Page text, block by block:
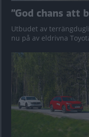
”God chans att
Utbudet av
nu på av eldrivna